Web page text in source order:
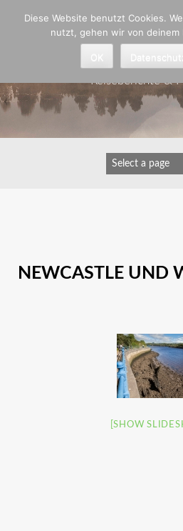
Astrid
Reiseberichte &
NEWCASTLE UND
[SHOW
Diese Website benutzt Cookies.
nutzt, gehen wir von deinem